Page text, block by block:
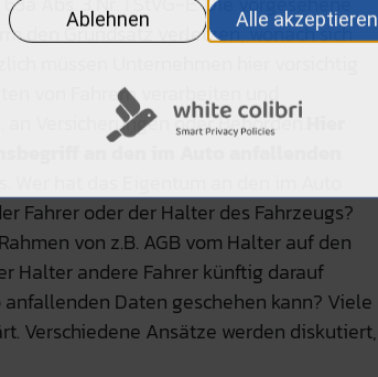
den Grundsatz verletzen, wonach sich
müssen Unternehmen hier vorsichtig
von Fahrern verarbeiten und
Versicherungen oder Behörden.
an den im Auto anfallenden
hat das Eigentum an den im Auto
Fahrer oder der Halter des Fahrzeugs?
von z.B. AGB vom Halter auf den
Halter andere Fahrer künftig darauf
Daten geschehen kann? Viele
Verschiedene Ansätze werden diskutiert,